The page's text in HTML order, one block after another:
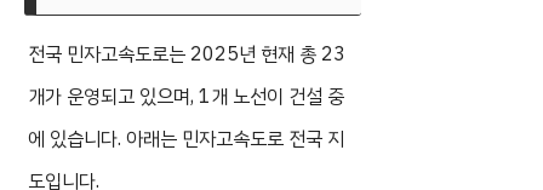
전국 민자고속도로는 2025년 현재 총 23
개가 운영되고 있으며, 1개 노선이 건설 중
에 있습니다. 아래는 민자고속도로 전국 지
도입니다.